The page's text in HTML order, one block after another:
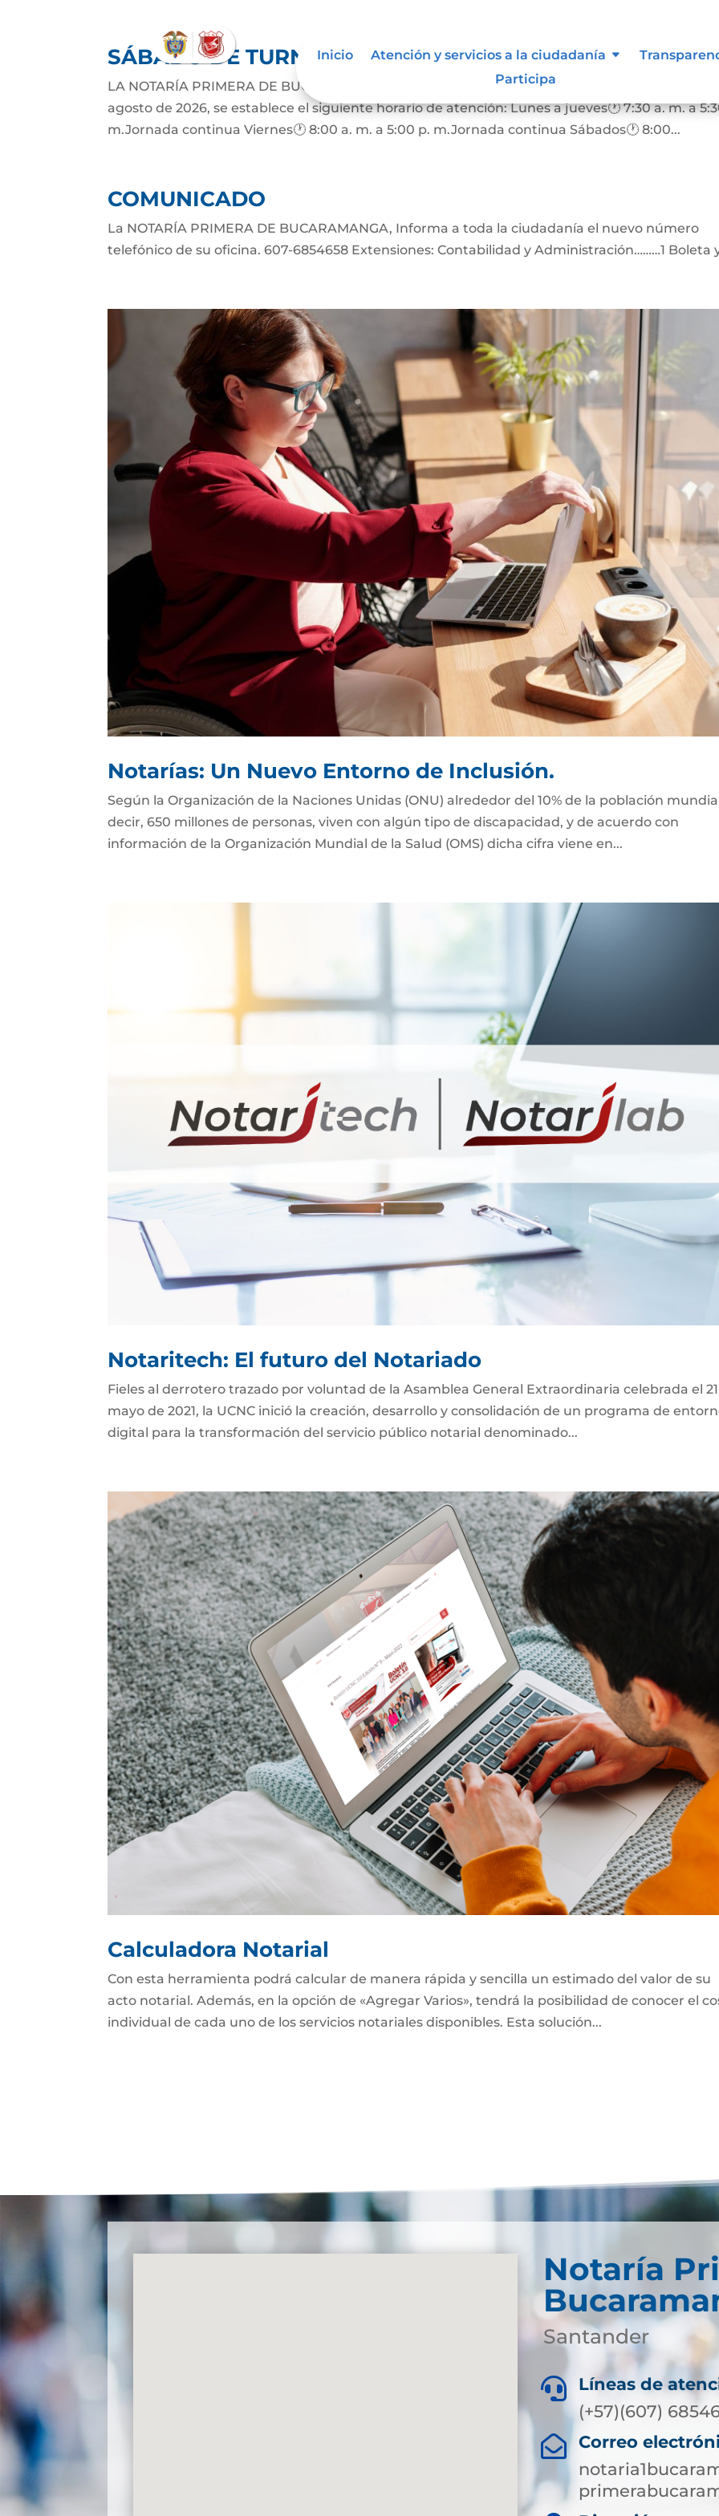
Inicio Atención y servicios a la ciudadanía
Participa
SÁBADO DE TURNO
LA NOTARÍA PRIMERA DE BUCARAMANGA Informa a nuestros usuarios que, a partir del 1 de
agosto de 2026, se establece el siguiente horario de atención: Lunes a jueves🕐 7:30 a. m. a
m.Jornada continua Viernes🕐 8:00 a. m. a 5:00 p. m.Jornada continua Sábados🕐 8:00...
COMUNICADO
La NOTARÍA PRIMERA DE BUCARAMANGA, Informa a toda la ciudadanía el nuevo número
telefónico de su oficina. 607-6854658 Extensiones: Contabilidad y Administración………1 Boleta
Notarías: Un Nuevo Entorno de Inclusión.
Según la Organización de la Naciones Unidas (ONU) alrededor del 10% de la población
decir, 650 millones de personas, viven con algún tipo de discapacidad, y de acuerdo con
información de la Organización Mundial de la Salud (OMS) dicha cifra viene en...
Notaritech: El futuro del Notariado
Fieles al derrotero trazado por voluntad de la Asamblea General Extraordinaria celebrada el
mayo de 2021, la UCNC inició la creación, desarrollo y consolidación de un programa de
digital para la transformación del servicio público notarial denominado...
Calculadora Notarial
Con esta herramienta podrá calcular de manera rápida y sencilla un estimado del valor de su
acto notarial. Además, en la opción de «Agregar Varios», tendrá la posibilidad de conocer el
individual de cada uno de los servicios notariales disponibles. Esta solución...
Notaría
Santander

Líneas de
(+57)(607)

Correo